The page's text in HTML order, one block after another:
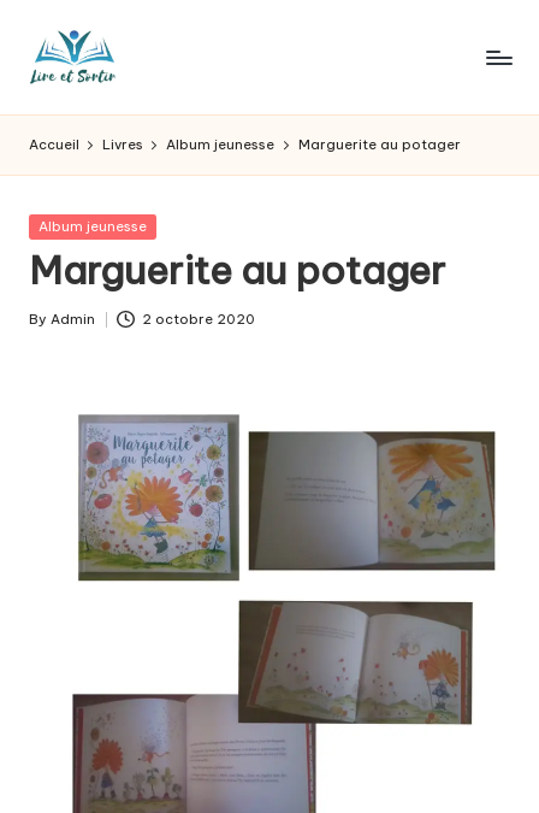
L
ir
e
e
t
s
pour
les
goûts,
des
pour
Accueil Livres Album jeunesse Marguerite au potager
Posted
Album jeunesse
Marguerite au potager
Posted
By Admin 2 octobre 2020